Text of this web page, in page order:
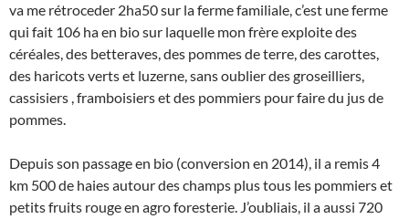
va me rétroceder 2ha50 sur la ferme familiale, c’est une ferme
qui fait 106 ha en bio sur laquelle mon frère exploite des
céréales, des betteraves, des pommes de terre, des carottes,
des haricots verts et luzerne, sans oublier des groseilliers,
cassisiers , framboisiers et des pommiers pour faire du jus de
pommes.
Depuis son passage en bio (conversion en 2014), il a remis 4
km 500 de haies autour des champs plus tous les pommiers et
petits fruits rouge en agro foresterie. J’oubliais, il a aussi 720